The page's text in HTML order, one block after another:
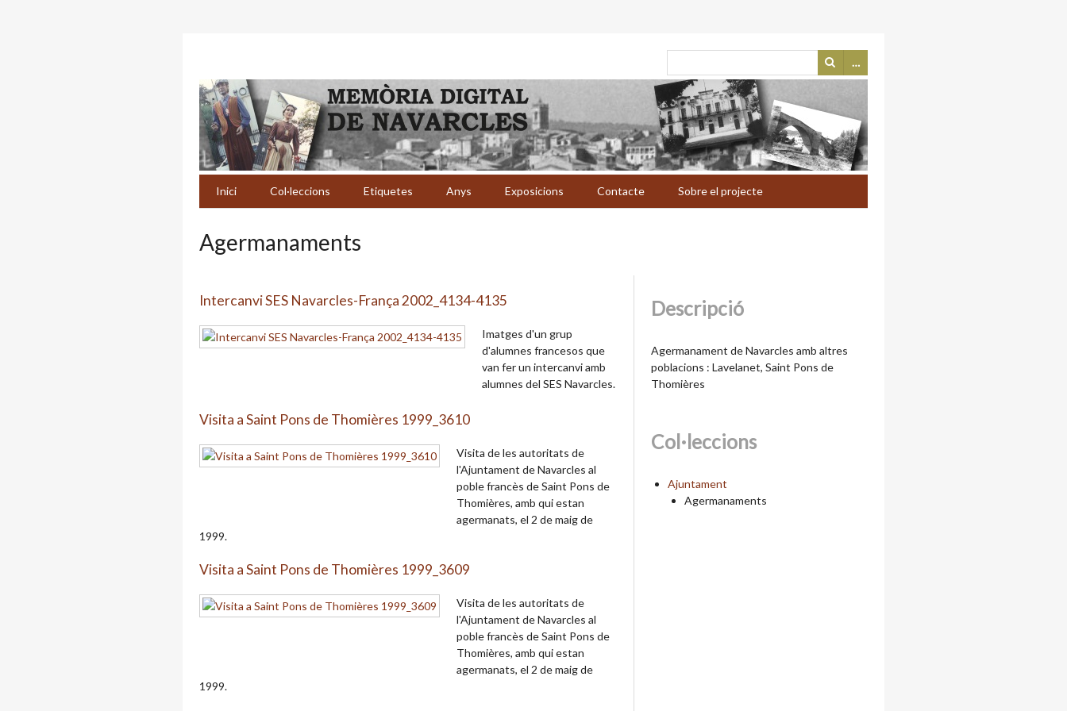
…
Inici Col·leccions Etiquetes Anys Exposicions Contacte Sobre el projecte
Agermanaments
Intercanvi SES Navarcles-França 2002_4134-4135
Imatges d'un grup
d'alumnes francesos que
van fer un intercanvi amb
alumnes del SES Navarcles.
Visita a Saint Pons de Thomières 1999_3610
Visita de les autoritats de
l'Ajuntament de Navarcles al
poble francès de Saint Pons de
Thomières, amb qui estan
agermanats, el 2 de maig de
1999.
Visita a Saint Pons de Thomières 1999_3609
Visita de les autoritats de
l'Ajuntament de Navarcles al
poble francès de Saint Pons de
Thomières, amb qui estan
agermanats, el 2 de maig de
1999.
Descripció
Agermanament de Navarcles amb altres
poblacions : Lavelanet, Saint Pons de
Thomières
Col·leccions
Ajuntament
Agermanaments